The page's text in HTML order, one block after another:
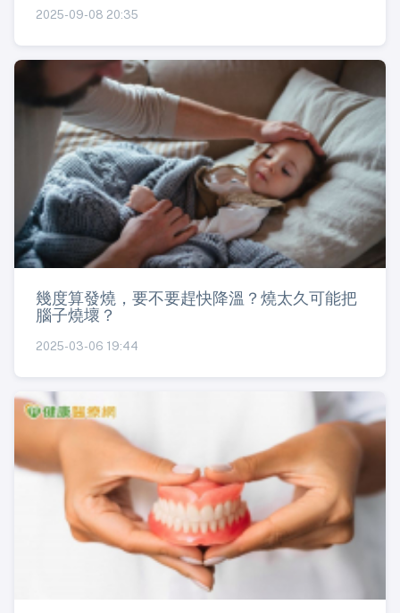
2025-09-08 20:35
幾度算發燒，要不要趕快降溫？燒太久可能把
腦子燒壞？
2025-03-06 19:44